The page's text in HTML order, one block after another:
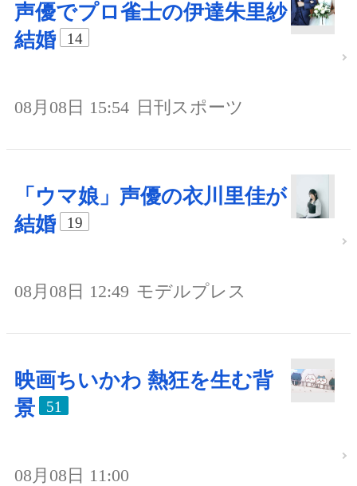
声優でプロ雀士の伊達朱里紗
結婚
14
08月08日 15:54 日刊スポーツ
「ウマ娘」声優の衣川里佳が
結婚
19
08月08日 12:49 モデルプレス
映画ちいかわ 熱狂を生む背
景
51
08月08日 11:00